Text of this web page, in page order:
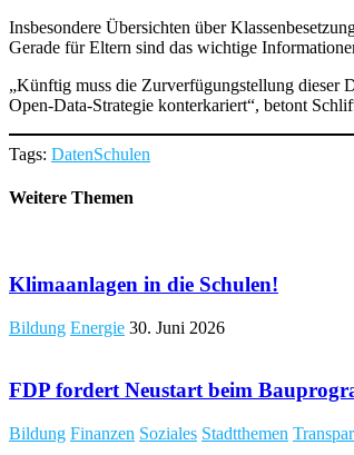
Insbesondere Übersichten über
Gerade für Eltern sind das wichtige
„Künftig muss die Zurverfügungstellung dieser
Open-Data-Strategie konterkariert“, betont
Tags: DatenSchulen
Weitere Themen
Klimaanlagen in die Schulen!
Bildung Energie 30. Juni 2026
FDP fordert Neustart beim
Bildung Finanzen Soziales Stadtthemen